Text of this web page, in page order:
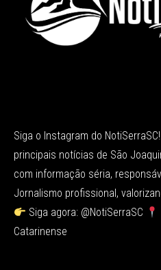
Siga o Instagram do
principais notícias de São
com informação séria,
Jornalismo profissional,
Siga agora: @NotiSerraSC
Catarinense